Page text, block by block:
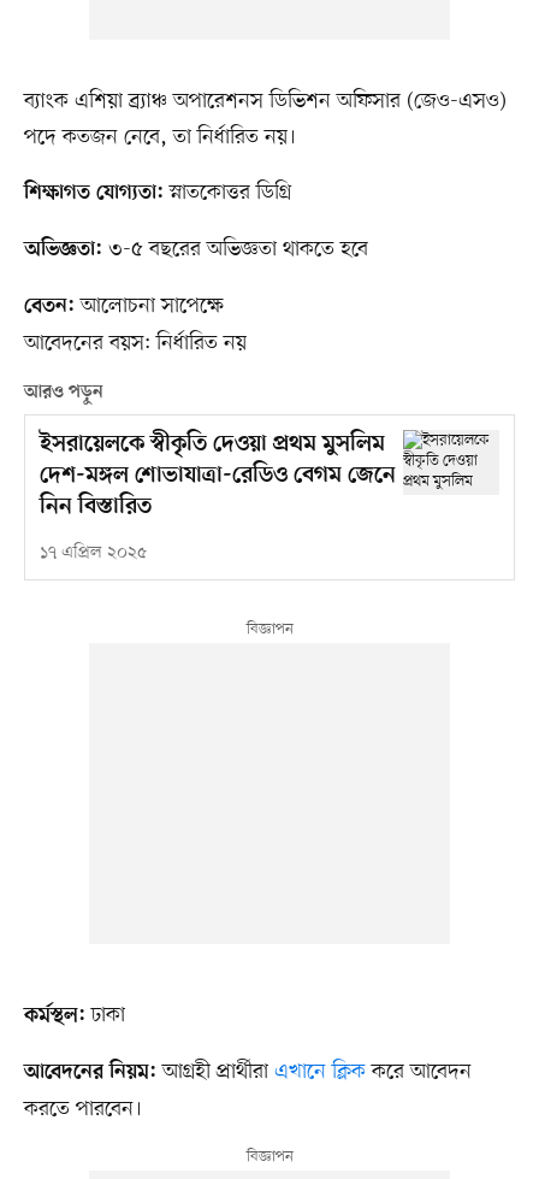
ব্যাংক এশিয়া ব্র্যাঞ্চ অপারেশনস ডিভিশন অফিসার (জেও-এসও)
পদে কতজন নেবে, তা নির্ধারিত নয়।
শিক্ষাগত যোগ্যতা: স্নাতকোত্তর ডিগ্রি
অভিজ্ঞতা: ৩-৫ বছরের অভিজ্ঞতা থাকতে হবে
বেতন: আলোচনা সাপেক্ষে
আবেদনের বয়স: নির্ধারিত নয়
আরও পড়ুন
ইসরায়েলকে স্বীকৃতি দেওয়া প্রথম মুসলিম
দেশ-মঙ্গল শোভাযাত্রা-রেডিও বেগম জেনে
নিন বিস্তারিত
১৭ এপ্রিল ২০২৫
কর্মস্থল: ঢাকা
আবেদনের নিয়ম: আগ্রহী প্রার্থীরা এখানে ক্লিককরে আবেদন
করতে পারবেন।